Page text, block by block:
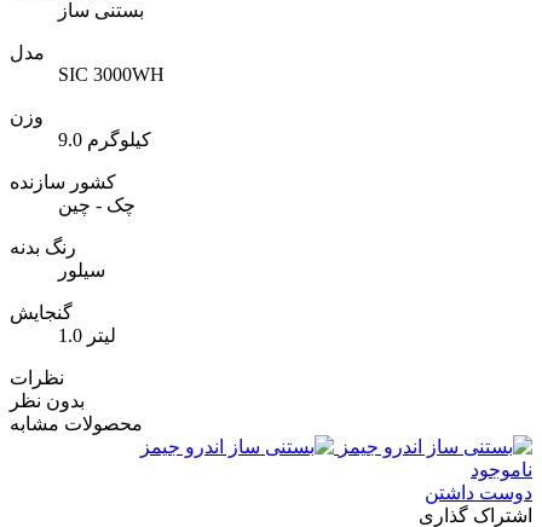
بستنی ساز
مدل
SIC 3000WH
وزن
9.0 کیلوگرم
کشور سازنده
چک - چین
رنگ بدنه
سیلور
گنجایش
1.0 لیتر
نظرات
بدون نظر
محصولات مشابه
ناموجود
دوست داشتن
اشتراک گذاری